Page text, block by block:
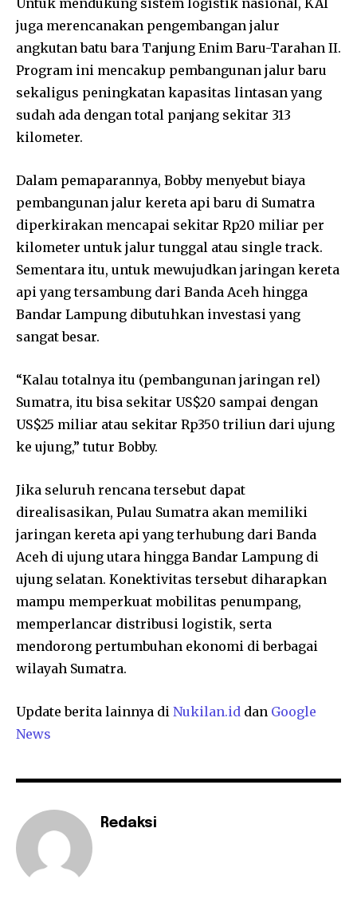
Untuk mendukung sistem logistik nasional, KAI
juga merencanakan pengembangan jalur
angkutan batu bara Tanjung Enim Baru-Tarahan II.
Program ini mencakup pembangunan jalur baru
sekaligus peningkatan kapasitas lintasan yang
sudah ada dengan total panjang sekitar 313
kilometer.
Dalam pemaparannya, Bobby menyebut biaya
pembangunan jalur kereta api baru di Sumatra
diperkirakan mencapai sekitar Rp20 miliar per
kilometer untuk jalur tunggal atau single track.
Sementara itu, untuk mewujudkan jaringan kereta
api yang tersambung dari Banda Aceh hingga
Bandar Lampung dibutuhkan investasi yang
sangat besar.
“Kalau totalnya itu (pembangunan jaringan rel)
Sumatra, itu bisa sekitar US$20 sampai dengan
US$25 miliar atau sekitar Rp350 triliun dari ujung
ke ujung,” tutur Bobby.
Jika seluruh rencana tersebut dapat
direalisasikan, Pulau Sumatra akan memiliki
jaringan kereta api yang terhubung dari Banda
Aceh di ujung utara hingga Bandar Lampung di
ujung selatan. Konektivitas tersebut diharapkan
mampu memperkuat mobilitas penumpang,
memperlancar distribusi logistik, serta
mendorong pertumbuhan ekonomi di berbagai
wilayah Sumatra.
Update berita lainnya di Nukilan.id dan Google
News
Redaksi